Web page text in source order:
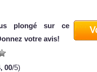
plongé sur ce
votre avis!
00/5)